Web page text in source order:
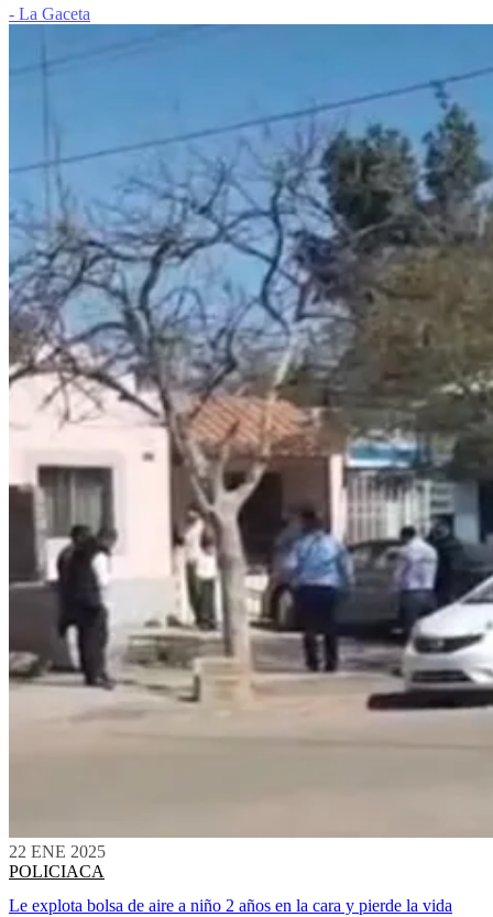
- La Gaceta
22 ENE 2025
POLICIACA
Le explota bolsa de aire a niño 2 años en la cara y pierde la vida